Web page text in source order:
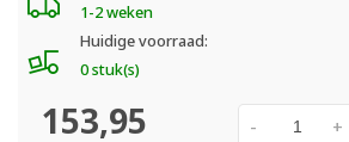
1-2 weken
Huidige voorraad:
0 stuk(s)
153,95 +
-